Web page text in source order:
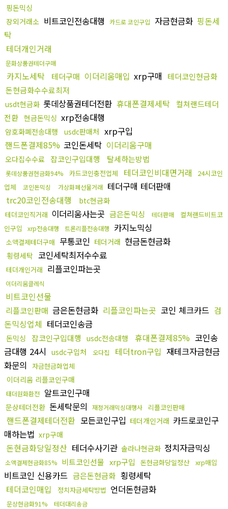
핑돈믹싱
장외거래소 비트코인전송대행 카드로 코인구입 자금현금화 핑돈세
탁
테더개인거래
문화상품권테더구매
카지노세탁 테더구매 이더리움매입 xrp구매
테더코인현금화
돈현금화수수료최저
usdt현금화 롯데상품권테더전환 휴대폰결제세탁
컬쳐랜드테더
전환 현금돈믹싱 xrp전송대행
암호화폐전송대행 usdc판매처 xrp구입
핸드폰결제85% 코인돈세탁 이더리움구매
오다집수수료 잡코인구입대행 탈세하는방법
롯데상품권현금화94% 카드코인충전업체 테더코인비대면거래
24시코인
업체
코인돈믹싱 가상화폐선물거래 테더구매 테더판매
trc20코인전송대행
btc현금화
테더코인직거래 이더리움사는곳 금은돈믹싱 테더판매
컬쳐랜드비트코
인구입
xrp전송대행 트론리플전송대행 카지노믹싱
소액결제테더구매 무통코인 테더거래 현금돈현금화
횡령세탁 코인세탁최저수수료
테더개인거래 리플코인파는곳
이더리움클레식
비트코인선물
리플코인판매 금은돈현금화 리플코인파는곳 코인 체크카드 검
돈믹싱업체 테더코인송금
돈믹싱 잡코인구입대행 usdc전송대행 휴대폰결제85% 코인송
금대행 24시 usdc구입처 오다집 테더tron구입 재테크자금현금
화문의
자금현금화업체
이더리움 리플코인구매
태더원화환전 알트코인구매
문상테더전환 돈세탁문의 재정거래믹싱대행사 리플코인판매
핸드폰결제테더전환 모든코인구입 테더개인거래 카드로코인구
매하는법 xrp구매
돈현금화당일정산 테더수사기관 솔라나현금화 정치자금믹싱
소액결제현금화85% 비트코인선물 xrp구입 돈현금화당일정산 xrp매입
비트코인 신용카드 금은돈현금화 횡령세탁
테더코인매입
정치자금세탁방법 언더돈현금화
문상현금화91% 테더대리송금